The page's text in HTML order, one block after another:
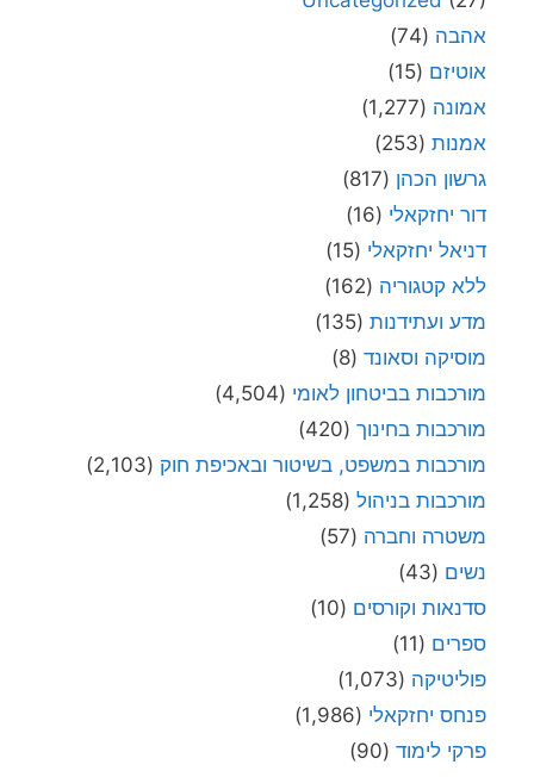
אהבה (74)
אוטיזם (15)
אמונה (1,277)
אמנות (253)
גרשון הכהן (817)
דור יחזקאלי (16)
דניאל יחזקאלי (15)
ללא קטגוריה (162)
מדע ועתידנות (135)
מוסיקה וסאונד (8)
מורכבות בביטחון לאומי (4,504)
מורכבות בחינוך (420)
מורכבות במשפט, בשיטור ובאכיפת חוק (2,103)
מורכבות בניהול (1,258)
משטרה וחברה (57)
נשים (43)
סדנאות וקורסים (10)
ספרים (11)
פוליטיקה (1,073)
פנחס יחזקאלי (1,986)
פרקי לימוד (90)